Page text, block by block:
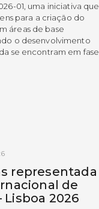
01, uma iniciativa que
para a criação do
áreas de base
o desenvolvimento
se encontram em fase
representada
de
2026